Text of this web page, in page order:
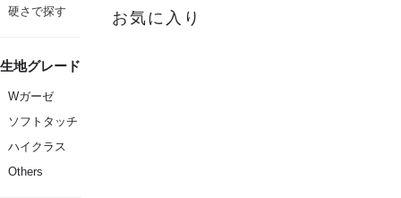
お気に入り
硬さで探す
生地グレード
Wガーゼ
ソフトタッチ
ハイクラス
Others